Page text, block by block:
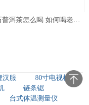
茶化石普洱茶怎么喝 如何喝老班章普洱茶
汉服
80寸电视机
链条锯
台式体温测量仪